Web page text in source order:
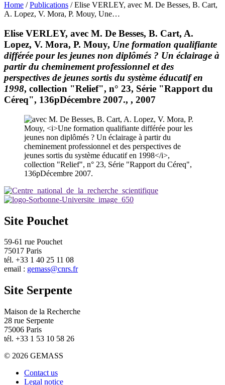
Home /Publications /Elise VERLEY, avec M. De Besses, B. Cart,
A. Lopez, V. Mora, P. Mouy, Une…
Elise VERLEY, avec M. De Besses, B. Cart, A.
Lopez, V. Mora, P. Mouy, Une formation qualifiante
différée pour les jeunes non diplômés ? Un éclairage à
partir du cheminement professionnel et des
perspectives de jeunes sortis du système éducatif en
1998, collection "Relief", n° 23, Série "Rapport du
Céreq", 136pDécembre 2007., , 2007
Site Pouchet
59-61 rue Pouchet
75017 Paris
tél. +33 1 40 25 11 08
email : gemass@cnrs.fr
Site Serpente
Maison de la Recherche
28 rue Serpente
75006 Paris
tél. +33 1 53 10 58 26
© 2026 GEMASS
Contact us
Legal notice